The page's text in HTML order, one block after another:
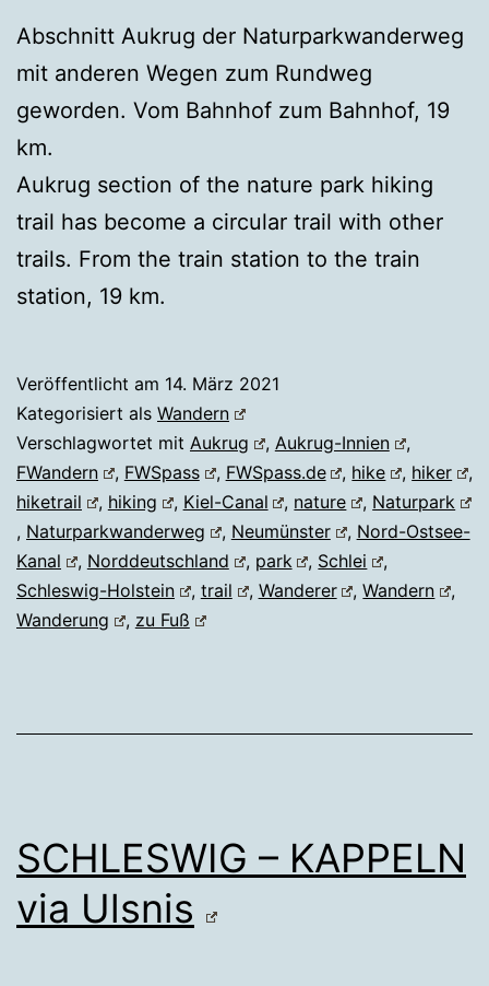
Abschnitt Aukrug der Naturparkwanderweg
mit anderen Wegen zum Rundweg
geworden. Vom Bahnhof zum Bahnhof, 19
km.
Aukrug section of the nature park hiking
trail has become a circular trail with other
trails. From the train station to the train
station, 19 km.
Veröffentlicht am 14. März 2021
Kategorisiert als Wandern
Verschlagwortet mit Aukrug , Aukrug-Innien
,
FWandern
, FWSpass , FWSpass.de , hike , hiker
,
hiketrail
, hiking , Kiel-Canal , nature , Naturpark
, Naturparkwanderweg , Neumünster , Nord-Ostsee-
Kanal
, Norddeutschland , park , Schlei
,
Schleswig-Holstein
, trail , Wanderer ,Wandern
,
Wanderung
, zu Fuß
SCHLESWIG – KAPPELN
via Ulsnis